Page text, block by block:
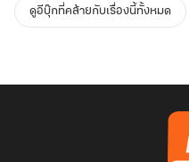
ดูอีบุ๊กที่คล้ายกับเรื่องนี้ทั้งหมด